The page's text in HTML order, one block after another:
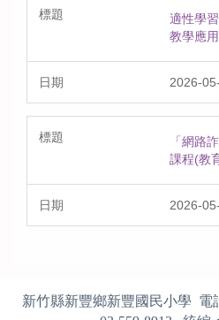
適性學
教學應
2026-
「網路
課程(教
2026-
新竹縣新豐鄉新豐國民小學 電